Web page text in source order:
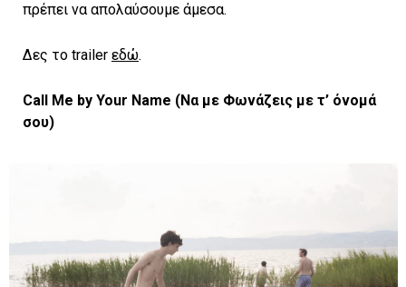
πρέπει να απολαύσουμε άμεσα.
Δες το trailer εδώ.
Call Me by Your Name (Να με Φωνάζεις με τ’ όνομά
σου)